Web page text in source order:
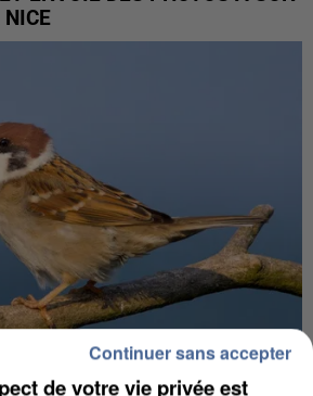
NICE
de votre vie privée est
Continuer sans accepter